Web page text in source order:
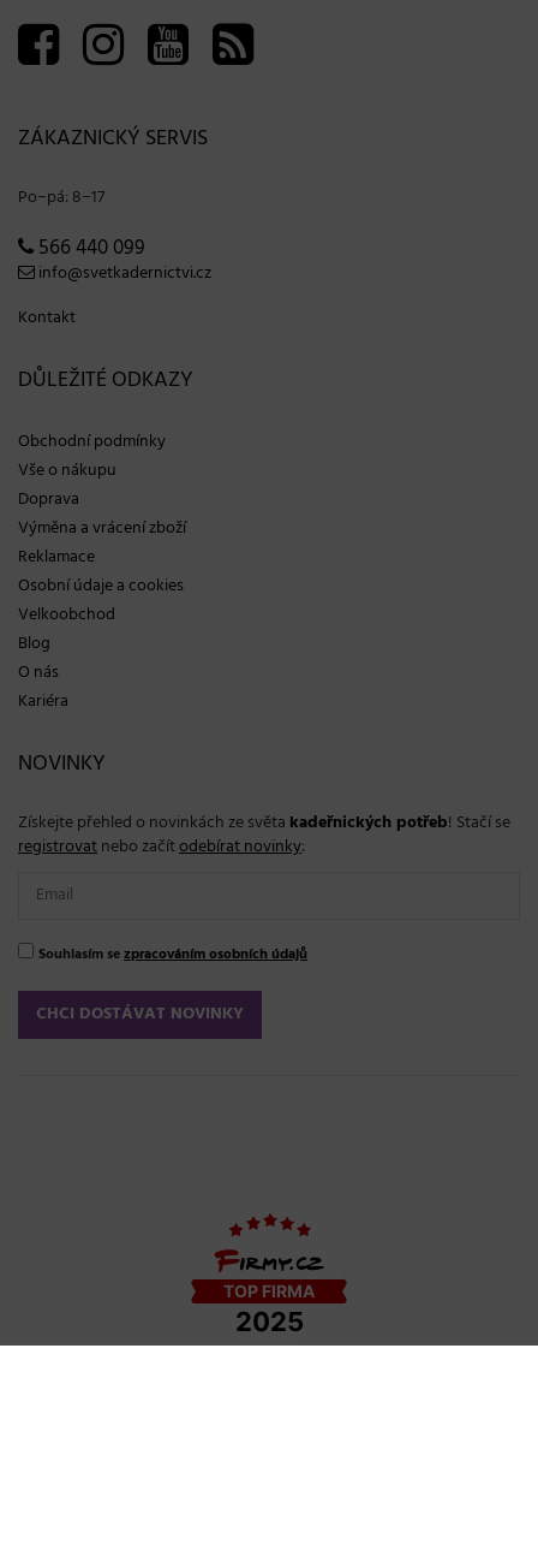
ZÁKAZNICKÝ SERVIS
Po−pá: 8−17
566 440 099
info@svetkadernictvi.cz
Kontakt
DŮLEŽITÉ ODKAZY
Obchodní podmínky
Vše o nákupu
Doprava
Výměna a vrácení zboží
Reklamace
Osobní údaje a cookies
Velkoobchod
Blog
O nás
Kariéra
NOVINKY
Získejte přehled o novinkách ze světa kadeřnických potřeb! Stačí se
registrovatnebo začítodebírat novinky:
Souhlasím sezpracováním osobních údajů